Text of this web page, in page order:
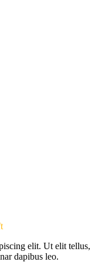
elit. Ut elit tellus,
dapibus leo.